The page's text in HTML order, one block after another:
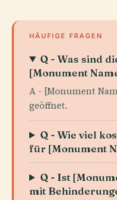
HÄUFIGE FRAGEN
Q - Was sind
[Monument
A - [Monument
geöffnet.
Q - Wie viel
für [Monument
Q - Ist
mit